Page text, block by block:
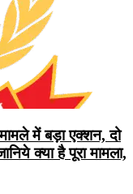
में बड़ा एक्शन, दो
क्या है पूरा मामला,